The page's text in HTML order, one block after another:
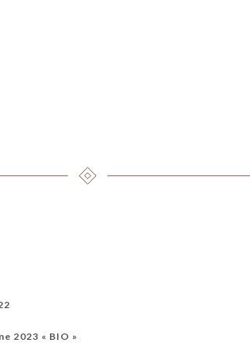
2023 « BIO »